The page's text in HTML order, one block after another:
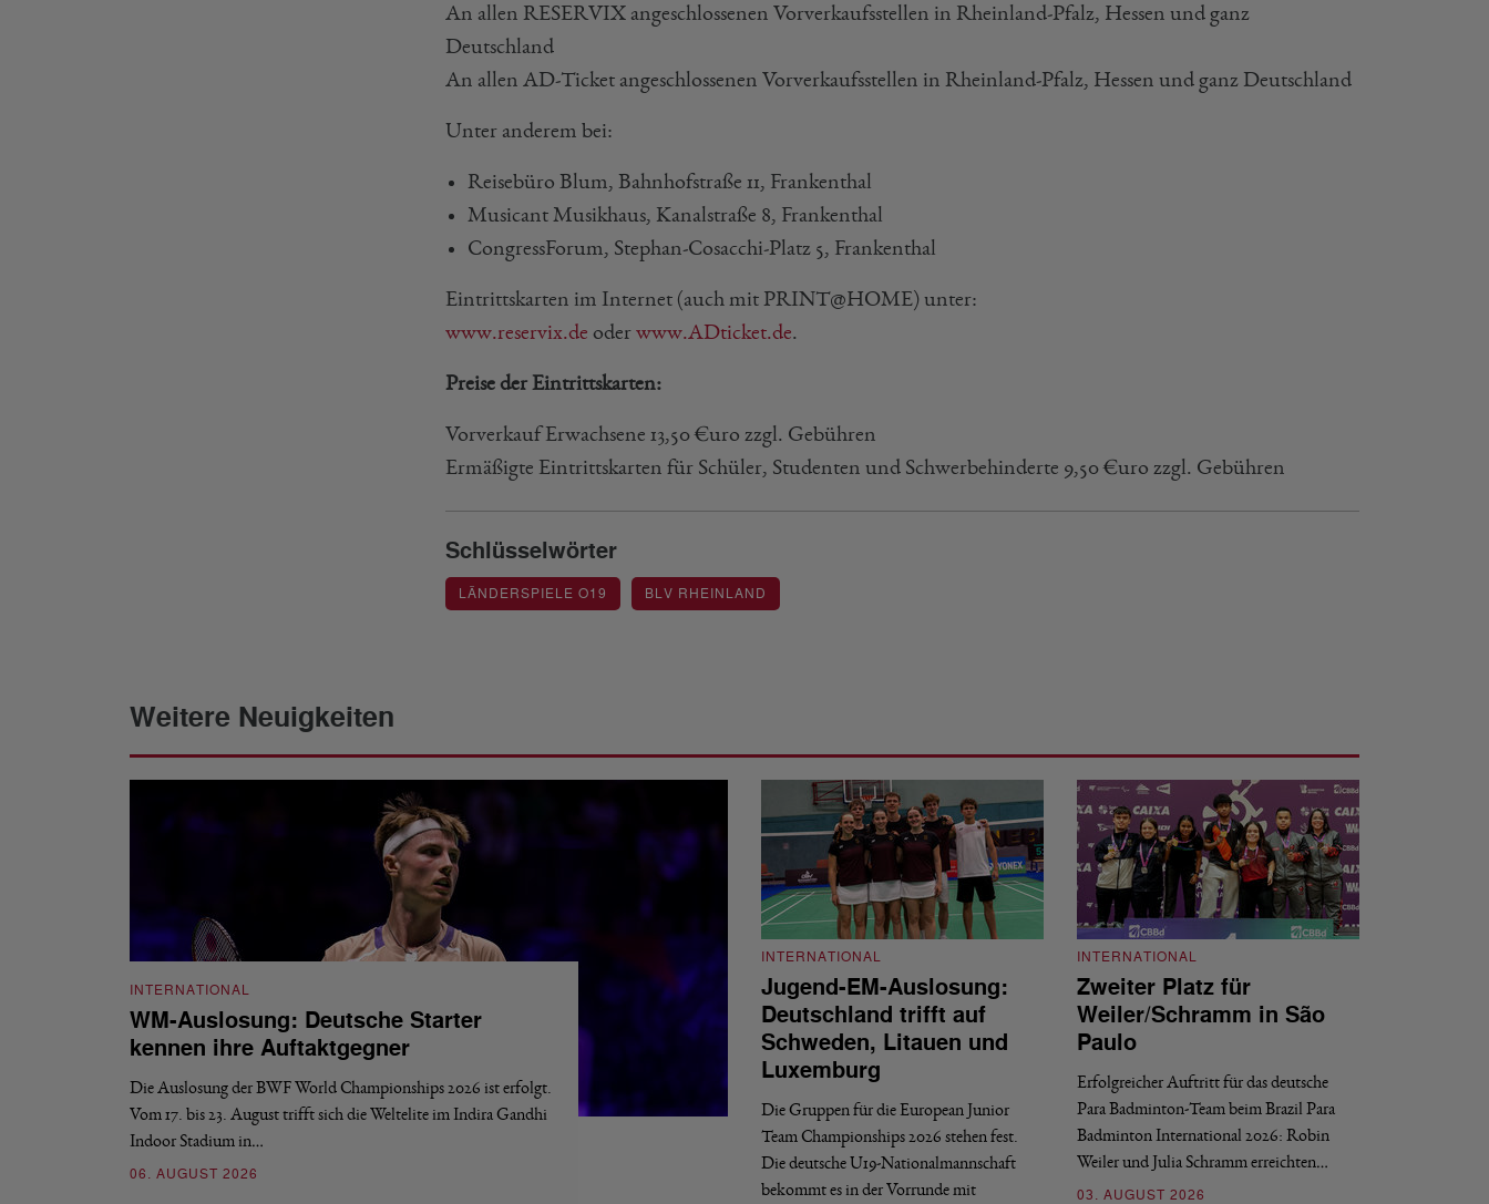
An allen RESERVIX angeschlossenen Vorverkaufsstellen in Rheinland-Pfalz, Hessen und ganz
Deutschland
An allen AD-Ticket angeschlossenen Vorverkaufsstellen in Rheinland-Pfalz, Hessen und ganz Deutschland
Unter anderem bei:
Reisebüro Blum, Bahnhofstraße 11, Frankenthal
Musicant Musikhaus, Kanalstraße 8, Frankenthal
CongressForum, Stephan-Cosacchi-Platz 5, Frankenthal
Eintrittskarten im Internet (auch mit PRINT@HOME) unter:
www.reservix.de oder www.ADticket.de.
Preise der Eintrittskarten:
Vorverkauf Erwachsene 13,50 €uro zzgl. Gebühren
Ermäßigte Eintrittskarten für Schüler, Studenten und Schwerbehinderte 9,50 €uro zzgl. Gebühren
Schlüsselwörter
LÄNDERSPIELE O19 BLV RHEINLAND
Weitere Neuigkeiten
INTERNATIONAL
WM-Auslosung: Deutsche Starter
kennen ihre Auftaktgegner
Die Auslosung der BWF World Championships 2026 ist erfolgt.
Vom 17. bis 23. August trifft sich die Weltelite im Indira Gandhi
Indoor Stadium in…
06. AUGUST 2026
INTERNATIONAL
Jugend-EM-Auslosung:
Deutschland trifft auf
Schweden, Litauen und
Luxemburg
Die Gruppen für die European Junior
Team Championships 2026 stehen fest.
Die deutsche U19-Nationalmannschaft
bekommt es in der Vorrunde mit
INTERNATIONAL
Zweiter Platz für
Weiler/Schramm in São
Paulo
Erfolgreicher Auftritt für das deutsche
Para Badminton-Team beim Brazil Para
Badminton International 2026: Robin
Weiler und Julia Schramm erreichten…
03. AUGUST 2026